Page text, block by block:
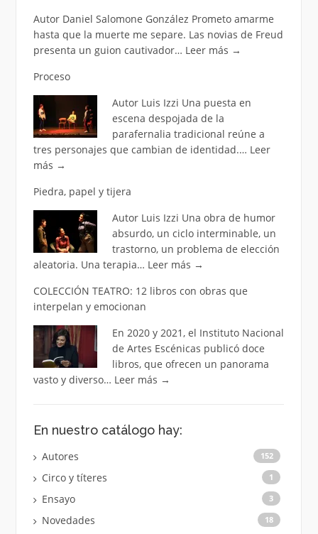
Autor Daniel Salomone González Prometo amarme
hasta que la muerte me separe. Las novias de Freud
presenta un guion cautivador… Leer más →
Proceso
Autor Luis Izzi Una puesta en
escena despojada de la
parafernalia tradicional reúne a
tres personajes que cambian de identidad.… Leer
más →
Piedra, papel y tijera
Autor Luis Izzi Una obra de humor
absurdo, un ciclo interminable, un
trastorno, un problema de elección
aleatoria. Una terapia… Leer más →
COLECCIÓN TEATRO: 12 libros con obras que
interpelan y emocionan
En 2020 y 2021, el Instituto Nacional
de Artes Escénicas publicó doce
libros, que ofrecen un panorama
vasto y diverso… Leer más →
En nuestro catálogo hay:
Autores 152
Circo y títeres 1
Ensayo 3
Novedades 18